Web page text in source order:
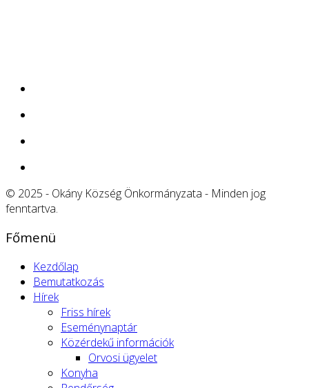
© 2025 - Okány Község Önkormányzata - Minden jog
fenntartva.
Főmenü
Kezdőlap
Bemutatkozás
Hírek
Friss hírek
Eseménynaptár
Közérdekű információk
Orvosi ügyelet
Konyha